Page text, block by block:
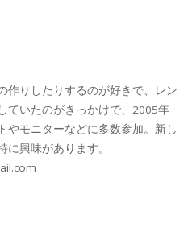
作りしたりするのが好きで、レン
ていたのがきっかけで、2005年
やモニターなどに多数参加。新し
興味があります。